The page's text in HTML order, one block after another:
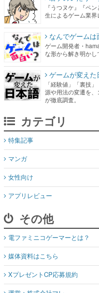
『うつヌケ』『ペ
生によるゲーム業界
なんでゲームは
ゲーム開発者・
な形から解き明かし
ゲームが変えた
「経験値」「裏技
源や用法の変遷を
が徹底調査。
カテゴリ
特集記事
マンガ
女性向け
アプリレビュー
その他
電ファミニコゲーマーとは？
媒体資料はこちら
XプレゼントCP応募規約